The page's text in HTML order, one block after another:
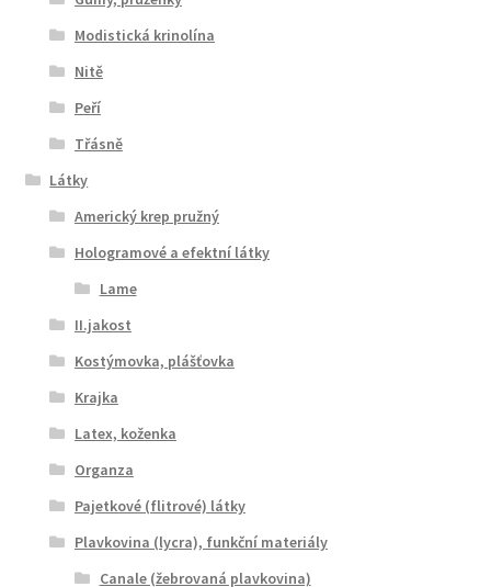
Modistická krinolína
Nitě
Peří
Třásně
Látky
Americký krep pružný
Hologramové a efektní látky
Lame
II.jakost
Kostýmovka, plášťovka
Krajka
Latex, koženka
Organza
Pajetkové (flitrové) látky
Plavkovina (lycra), funkční materiály
Canale (žebrovaná plavkovina)